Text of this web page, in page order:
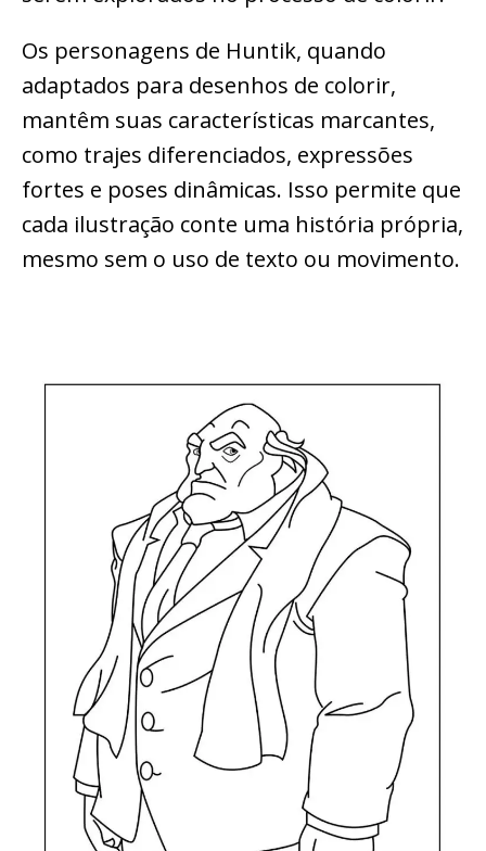
Os personagens de Huntik, quando
adaptados para desenhos de colorir,
mantêm suas características marcantes,
como trajes diferenciados, expressões
fortes e poses dinâmicas. Isso permite que
cada ilustração conte uma história própria,
mesmo sem o uso de texto ou movimento.